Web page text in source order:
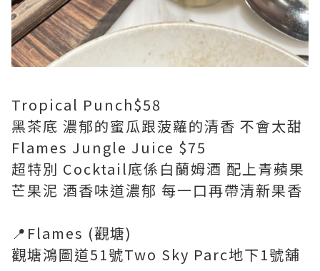
Tropical Punch$58
黑茶底 濃郁的蜜瓜跟菠蘿的清香 不會太甜
Flames Jungle Juice $75
超特別 Cocktail底係白蘭姆酒 配上青蘋果
芒果泥 酒香味道濃郁 每一口再帶清新果香
📍Flames (觀塘)
觀塘鴻圖道51號Two Sky Parc地下1號舖